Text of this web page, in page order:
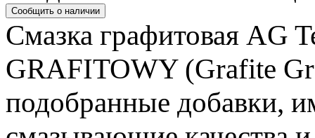
Смазка графитовая AG
GRAFITOWY (Grafite
подобранные добавки,